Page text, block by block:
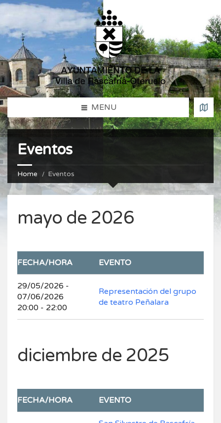
MENU
Eventos
Home Eventos
mayo de 2026
FECHA/HORA EVENTO
29/05/2026 -
07/06/2026
20:00 - 22:00
Representación del grupo
de teatro Peñalara
diciembre de 2025
FECHA/HORA EVENTO